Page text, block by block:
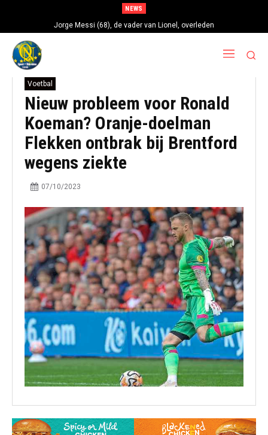
NEWS
Jorge Messi (68), de vader van Lionel, overleden
Voetbal
Nieuw probleem voor Ronald
Koeman? Oranje-doelman
Flekken ontbrak bij Brentford
wegens ziekte
07/10/2023